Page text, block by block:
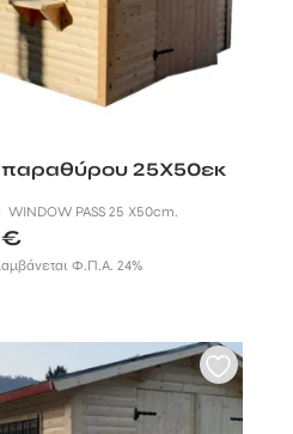
25Χ50εκ
WINDOW PASS 25 X50cm.
€
Φ.Π.Α. 24%